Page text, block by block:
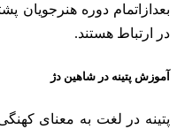
بعدازاتمام دوره هنرجویان
در ارتباط هستند.
آموزش پتینه در شاهین دژ
پتینه در لغت به معنای